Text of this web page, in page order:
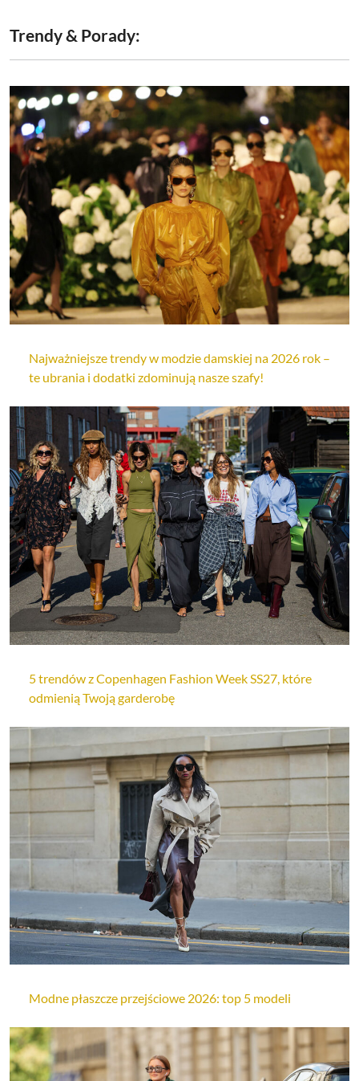
Trendy & Porady:
Najważniejsze trendy w modzie damskiej na 2026 rok –
te ubrania i dodatki zdominują nasze szafy!
5 trendów z Copenhagen Fashion Week SS27, które
odmienią Twoją garderobę
Modne płaszcze przejściowe 2026: top 5 modeli